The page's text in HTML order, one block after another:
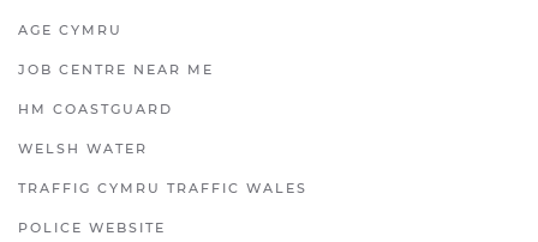
AGE CYMRU
JOB CENTRE NEAR ME
HM COASTGUARD
WELSH WATER
TRAFFIG CYMRU TRAFFIC WALES
POLICE WEBSITE